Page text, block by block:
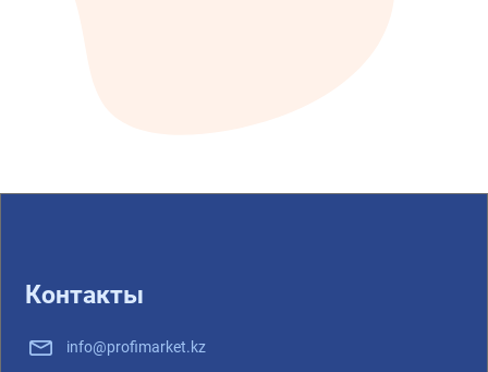
Контакты
info@profimarket.kz